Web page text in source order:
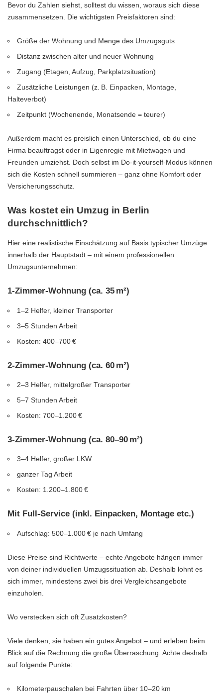
Bevor du Zahlen siehst, solltest du wissen, woraus sich diese
zusammensetzen. Die wichtigsten Preisfaktoren sind:
Größe der Wohnung und Menge des Umzugsguts
Distanz zwischen alter und neuerWohnung
Zugang (Etagen, Aufzug, Parkplatzsituation)
Zusätzliche Leistungen (z. B. Einpacken, Montage,
Halteverbot)
Zeitpunkt (Wochenende, Monatsende = teurer)
Außerdem macht es preislich einen Unterschied, ob du eine
Firma beauftragst oder in Eigenregie mit Mietwagen und
Freunden umziehst. Doch selbst im Do-it-yourself-Modus können
sich die Kosten schnell summieren – ganz ohne Komfort oder
Versicherungsschutz.
Was kostet ein Umzug in Berlin
durchschnittlich?
Hier eine realistische Einschätzung auf Basis typischer Umzüge
innerhalb der Hauptstadt – mit einem professionellen
Umzugsunternehmen:
1-Zimmer-Wohnung (ca. 35 m²)
1–2 Helfer, kleiner Transporter
3–5 Stunden Arbeit
Kosten: 400–700 €
2-Zimmer-Wohnung (ca. 60 m²)
2–3 Helfer, mittelgroßer Transporter
5–7 Stunden Arbeit
Kosten: 700–1.200 €
3-Zimmer-Wohnung (ca. 80–90 m²)
3–4 Helfer, großer LKW
ganzer Tag Arbeit
Kosten: 1.200–1.800 €
Mit Full-Service (inkl. Einpacken, Montage etc.)
Aufschlag: 500–1.000 € je nach Umfang
Diese Preise sind Richtwerte – echte Angebote hängen immer
von deiner individuellen Umzugssituation ab. Deshalb lohnt es
sich immer, mindestens zwei bis drei Vergleichsangebote
einzuholen.
Wo verstecken sich oft Zusatzkosten?
Viele denken, sie haben ein gutes Angebot – und erleben beim
Blick auf die Rechnung die große Überraschung. Achte deshalb
auf folgende Punkte:
Kilometerpauschalen bei Fahrten über 10–20 km